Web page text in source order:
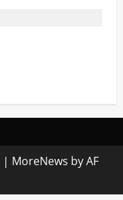
| MoreNews by AF